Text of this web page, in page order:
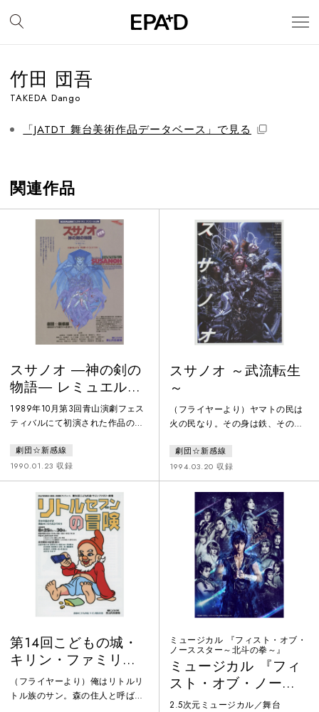
竹田 団吾
TAKEDA Dango
「JATDT 舞台美術作品データベース」で見る
関連作品
スサノオ ―神の剣の
物語― レミュエル・
ガリヴァ著「偽書倭
人伝」より
1989年10月第3回青山演劇フェス
ティバルにて初演された作品のア
拠地にしていた「劇団☆新感線」
が大きく躍進する契機となった作
品である。
劇団☆新感線
1990.01.23 収録
スサノオ ～武流転生
～
（フライヤーより）ヤマトの民は
火の民なり。その身は鉄、その息
（やまかわ）ことごとに動（と
よ）み、国土（くにつち）みな震
（ゆ）りき。青山（あおやま）を
枯山（かれやま）となし河海（か
わうみ）をことごとに飲み干し、
国（くに）の内（うち）の人民
（ひとたみ）を多（おお）に死な
しむる。
劇団☆新感線
1994.03.20 収録
第14回こどもの城・
キリン・ファミリー
劇場「リトルセブン
の冒険」
（フライヤーより）俺はリトルリ
トル族のサン。森の住人と呼ばれ
ミュージカル 『フィスト・オブ・
ノーススター～北斗の拳～』
ミュージカル 『フィ
スト・オブ・ノース
スター～北斗の拳
2.5次元ミュージカル／舞台